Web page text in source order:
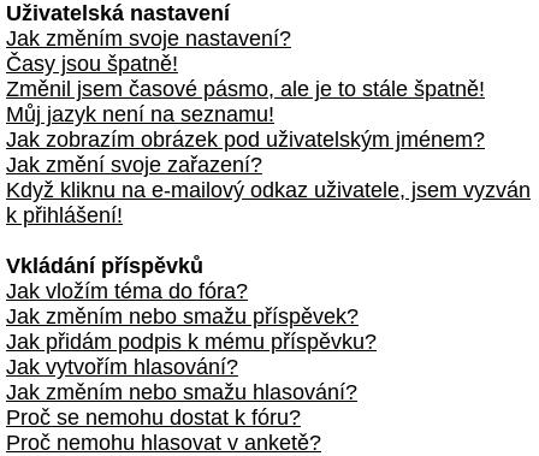
Uživatelská nastavení
Jak změním svoje nastavení?
Časy jsou špatně!
Změnil jsem časové pásmo, ale je to stále špatně!
Můj jazyk není na seznamu!
Jak zobrazím obrázek pod uživatelským jménem?
Jak změní svoje zařazení?
Když kliknu na e-mailový odkaz uživatele, jsem vyzván
k přihlášení!
Vkládání příspěvků
Jak vložím téma do fóra?
Jak změním nebo smažu příspěvek?
Jak přidám podpis k mému příspěvku?
Jak vytvořím hlasování?
Jak změním nebo smažu hlasování?
Proč se nemohu dostat k fóru?
Proč nemohu hlasovat v anketě?